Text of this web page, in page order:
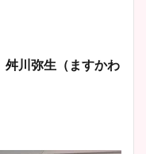
舛川弥生（ますかわ